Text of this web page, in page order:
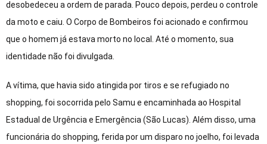
desobedeceu a ordem de parada. Pouco depois, perdeu o controle
da moto e caiu. O Corpo de Bombeiros foi acionado e confirmou
que o homem já estava morto no local. Até o momento, sua
identidade não foi divulgada.
A vítima, que havia sido atingida por tiros e se refugiado no
shopping, foi socorrida pelo Samu e encaminhada ao Hospital
Estadual de Urgência e Emergência (São Lucas). Além disso, uma
funcionária do shopping, ferida por um disparo no joelho, foi levada